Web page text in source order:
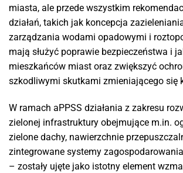
miasta, ale przede wszystkim
działań, takich jak koncepcja
zarządzania wodami opadowymi i
mają służyć poprawie bezpieczeństwa i
mieszkańców miast oraz zwiększyć
szkodliwymi skutkami zmieniającego się
W ramach aPPSS działania z zakresu
zielonej infrastruktury obejmujące m.in.
zielone dachy, nawierzchnie
zintegrowane systemy
– zostały ujęte jako istotny element